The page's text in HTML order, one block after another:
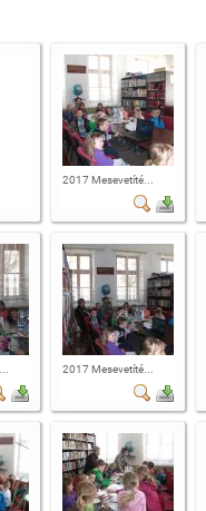
2017 Mesevetíté...
2017 Mesevetíté...